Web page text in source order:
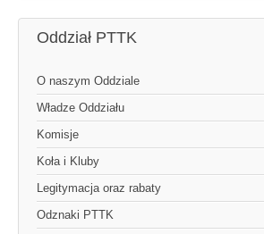
Oddział PTTK
O naszym Oddziale
Władze Oddziału
Komisje
Koła i Kluby
Legitymacja oraz rabaty
Odznaki PTTK